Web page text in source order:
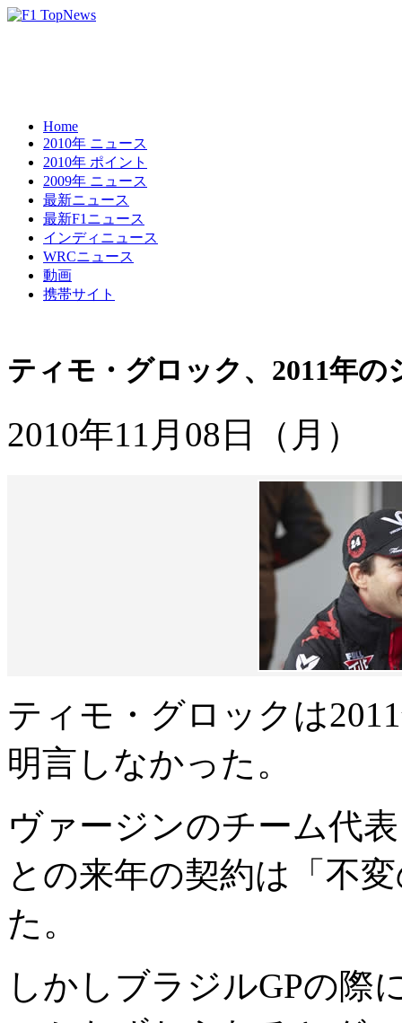
Home
2010年 ニュース
2010年 ポイント
2009年 ニュース
最新ニュース
最新F1ニュース
インディニュース
WRCニュース
動画
携帯サイト
ティモ・グロック、2011年の
2010年11月08日（月）
ティモ・グロックは
明言しなかった。
ヴァージンのチーム代
との来年の契約は「不
た。
しかしブラジルGPの際